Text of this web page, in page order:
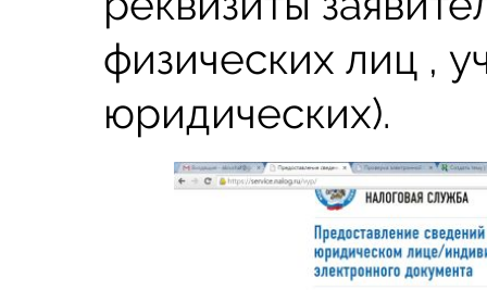
физических лиц ,
юридических).